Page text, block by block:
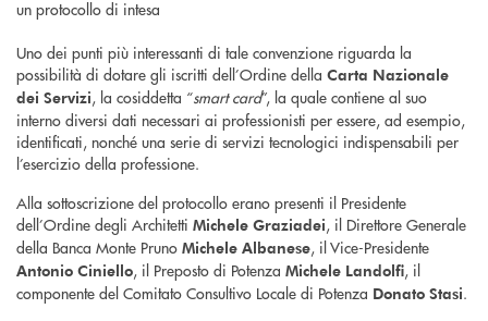
Uno dei punti più interessanti di tale convenzione riguarda la
possibilità di dotare gli iscritti dell’Ordine della Carta Nazionale
dei Servizi, la cosiddetta “smart card”, la quale contiene al suo
interno diversi dati necessari ai professionisti per essere, ad esempio,
identificati, nonché una serie di servizi tecnologici indispensabili per
l’esercizio della professione.
Alla sottoscrizione del protocollo erano presenti il Presidente
dell’Ordine degli Architetti Michele Graziadei, il Direttore Generale
della Banca Monte Pruno Michele Albanese, il Vice-Presidente
Antonio Ciniello, il Preposto di Potenza Michele Landolfi, il
componente del Comitato Consultivo Locale di Potenza Donato Stasi.